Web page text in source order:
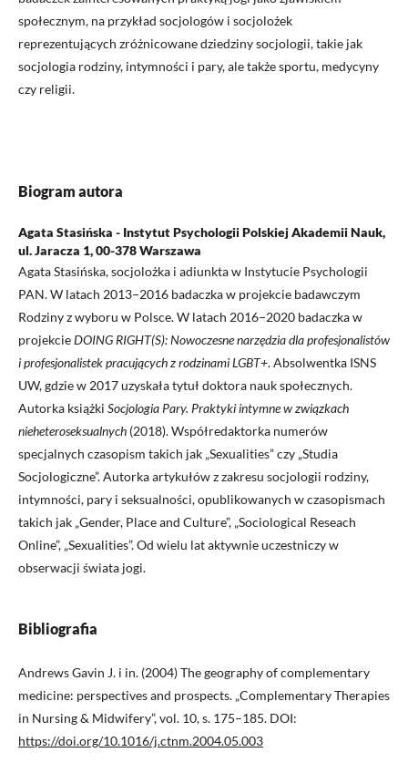
społecznym, na przykład socjologów i socjolożek
reprezentujących zróżnicowane dziedziny socjologii, takie jak
socjologia rodziny, intymności i pary, ale także sportu, medycyny
czy religii.
Biogram autora
Agata Stasińska - Instytut Psychologii Polskiej Akademii Nauk,
ul. Jaracza 1, 00-378 Warszawa
Agata Stasińska, socjolożka i adiunkta w Instytucie Psychologii
PAN. W latach 2013−2016 badaczka w projekcie badawczym
Rodziny z wyboru w Polsce. W latach 2016−2020 badaczka w
projekcieDOING RIGHT(S): Nowoczesne narzędzia dla profesjonalistów
i profesjonalistek pracujących z rodzinami LGBT+. Absolwentka ISNS
UW, gdzie w 2017 uzyskała tytuł doktora nauk społecznych.
Autorka książki Socjologia Pary. Praktyki intymne w związkach
nieheteroseksualnych (2018). Współredaktorka numerów
specjalnych czasopism takich jak „Sexualities” czy „Studia
Socjologiczne”. Autorka artykułów z zakresu socjologii rodziny,
intymności, pary i seksualności, opublikowanych w czasopismach
takich jak „Gender, Place and Culture”, „Sociological Reseach
Online”, „Sexualities”. Od wielu lat aktywnie uczestniczy w
obserwacji świata jogi.
Bibliografia
Andrews Gavin J. i in. (2004) The geography of complementary
medicine: perspectives and prospects. „Complementary Therapies
in Nursing & Midwifery”, vol. 10, s. 175–185. DOI:
https://doi.org/10.1016/j.ctnm.2004.05.003